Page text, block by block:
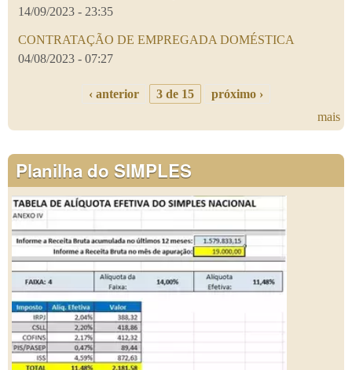
14/09/2023 - 23:35
CONTRATAÇÃO DE EMPREGADA DOMÉSTICA
04/08/2023 - 07:27
‹ anterior 3 de 15
próximo ›
mais
Planilha do SIMPLES